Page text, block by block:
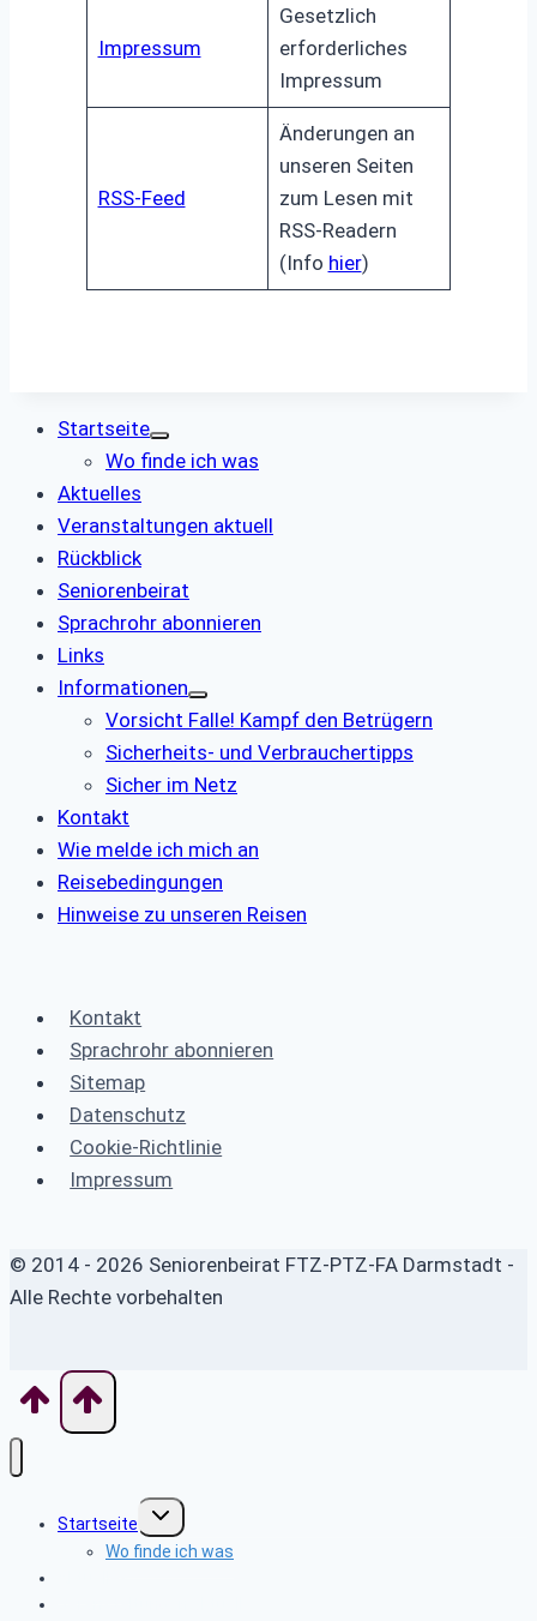
Impressum
Gesetzlich
erforderliches
Impressum
RSS-Feed
Änderungen an
unseren Seiten
zum Lesen mit
RSS-Readern
(Info hier)
Startseite
Wo finde ich was
Aktuelles
Veranstaltungen aktuell
Rückblick
Seniorenbeirat
Sprachrohr abonnieren
Links
Informationen
Vorsicht Falle! Kampf den Betrügern
Sicherheits- und Verbrauchertipps
Sicher im Netz
Kontakt
Wie melde ich mich an
Reisebedingungen
Hinweise zu unseren Reisen
Kontakt
Sprachrohr abonnieren
Sitemap
Datenschutz
Cookie-Richtlinie
Impressum
© 2014 - 2026 Seniorenbeirat FTZ-PTZ-FA Darmstadt -
Alle Rechte vorbehalten
Startseite
Untermenü
umschalten
Wo finde ich was